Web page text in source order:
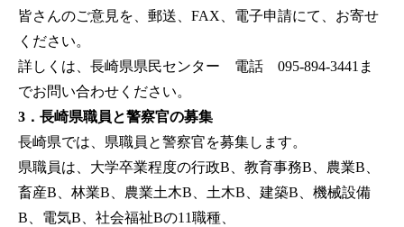
皆さんのご意見を、郵送、FAX、電子申請にて、お寄せ
ください。
詳しくは、長崎県県民センター 電話 095-894-3441ま
でお問い合わせください。
3．長崎県職員と警察官の募集
長崎県では、県職員と警察官を募集します。
県職員は、大学卒業程度の行政B、教育事務B、農業B、
畜産B、林業B、農業土木B、土木B、建築B、機械設備
B、電気B、社会福祉Bの11職種、